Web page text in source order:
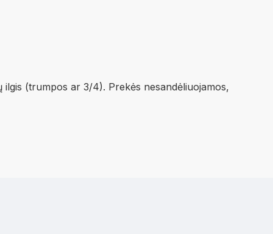
(trumpos ar 3/4). Prekės nesandėliuojamos,